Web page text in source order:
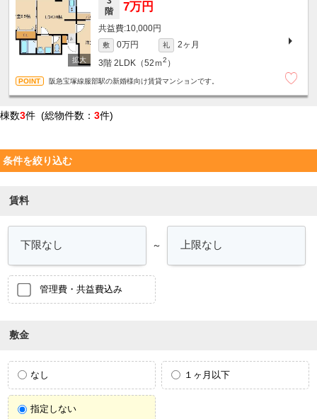
階
7万円
10,000円
敷 0万円 礼
2ヶ月
3階 2LDK（52ｍ2 ）
阪急宝塚線服部駅の新婚様向け賃貸マンションです。
棟数3件 (総物件数： 3件)
条件を絞り込む
賃料
～
管理費・共益費込み
敷金
なし １ヶ月以下
指定しない